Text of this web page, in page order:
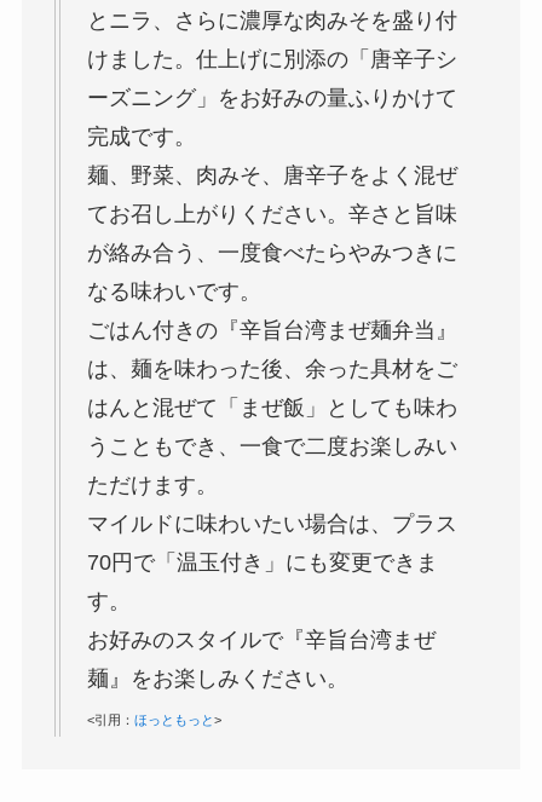
とニラ、さらに濃厚な肉みそを盛り付
けました。仕上げに別添の「唐辛子シ
ーズニング」をお好みの量ふりかけて
完成です。
麺、野菜、肉みそ、唐辛子をよく混ぜ
てお召し上がりください。辛さと旨味
が絡み合う、一度食べたらやみつきに
なる味わいです。
ごはん付きの『辛旨台湾まぜ麺弁当』
は、麺を味わった後、余った具材をご
はんと混ぜて「まぜ飯」としても味わ
うこともでき、一食で二度お楽しみい
ただけます。
マイルドに味わいたい場合は、プラス
70円で「温玉付き」にも変更できま
す。
お好みのスタイルで『辛旨台湾まぜ
麺』をお楽しみください。
<引用： ほっともっと>